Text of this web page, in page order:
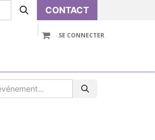
CONTACT
SE CONNECTER